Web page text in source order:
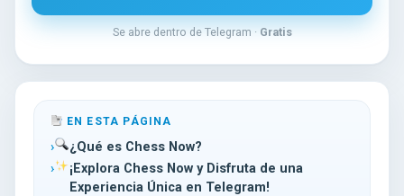
Se abre dentro de Telegram · Gratis
EN ESTA PÁGINA
¿Qué es Chess Now?
¡Explora Chess Now y Disfruta de una
Experiencia Única en Telegram!